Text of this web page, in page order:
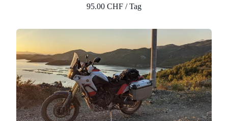
95.00 CHF / Tag